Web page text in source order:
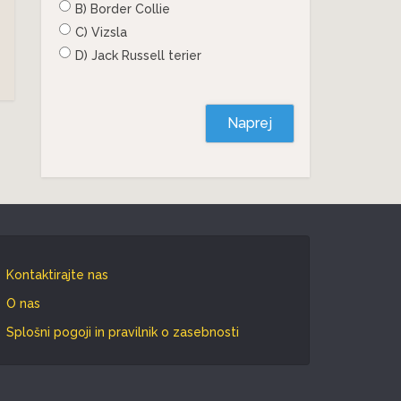
B) Border Collie
C) Vizsla
D) Jack Russell terier
Naprej
Kontaktirajte nas
O nas
Splošni pogoji in pravilnik o zasebnosti